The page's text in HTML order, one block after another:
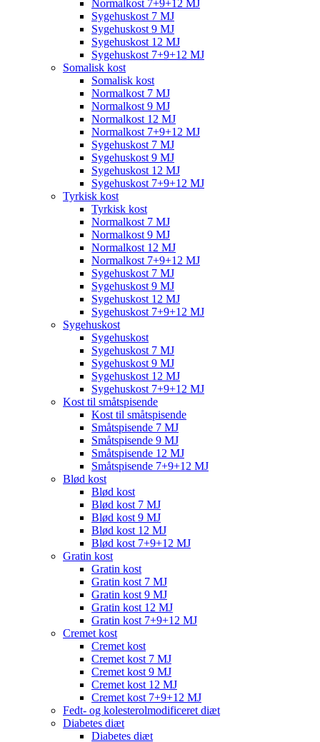
Normalkost 7+9+12 MJ
Sygehuskost 7 MJ
Sygehuskost 9 MJ
Sygehuskost 12 MJ
Sygehuskost 7+9+12 MJ
Somalisk kost
Somalisk kost
Normalkost 7 MJ
Normalkost 9 MJ
Normalkost 12 MJ
Normalkost 7+9+12 MJ
Sygehuskost 7 MJ
Sygehuskost 9 MJ
Sygehuskost 12 MJ
Sygehuskost 7+9+12 MJ
Tyrkisk kost
Tyrkisk kost
Normalkost 7 MJ
Normalkost 9 MJ
Normalkost 12 MJ
Normalkost 7+9+12 MJ
Sygehuskost 7 MJ
Sygehuskost 9 MJ
Sygehuskost 12 MJ
Sygehuskost 7+9+12 MJ
Sygehuskost
Sygehuskost
Sygehuskost 7 MJ
Sygehuskost 9 MJ
Sygehuskost 12 MJ
Sygehuskost 7+9+12 MJ
Kost til småtspisende
Kost til småtspisende
Småtspisende 7 MJ
Småtspisende 9 MJ
Småtspisende 12 MJ
Småtspisende 7+9+12 MJ
Blød kost
Blød kost
Blød kost 7 MJ
Blød kost 9 MJ
Blød kost 12 MJ
Blød kost 7+9+12 MJ
Gratin kost
Gratin kost
Gratin kost 7 MJ
Gratin kost 9 MJ
Gratin kost 12 MJ
Gratin kost 7+9+12 MJ
Cremet kost
Cremet kost
Cremet kost 7 MJ
Cremet kost 9 MJ
Cremet kost 12 MJ
Cremet kost 7+9+12 MJ
Fedt- og kolesterolmodificeret diæt
Diabetes diæt
Diabetes diæt